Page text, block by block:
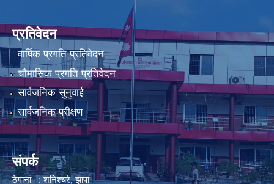
प्रतिवेदन
वार्षिक प्रगति प्रतिवेदन
चौमासिक प्रगति प्रतिवेदन
सार्वजनिक सुनुवाई
सार्वजनिक परीक्षण
संपर्क
ठेगाना : शनिश्चरे, झापा